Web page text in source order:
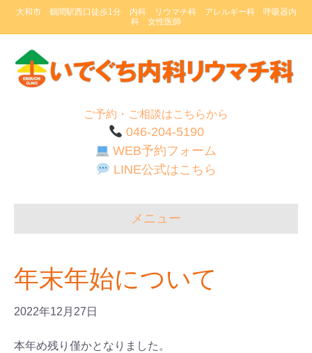
大和市 鶴間駅西口徒歩1分 内科 リウマチ科 アレルギー科 呼吸器内
科 女性医師
ご予約・ご相談はこちらから
046-204-5190
WEB予約フォーム
LINE公式はこちら
メニュー
年末年始について
2022年12月27日
本年め残り僅かとなりました。